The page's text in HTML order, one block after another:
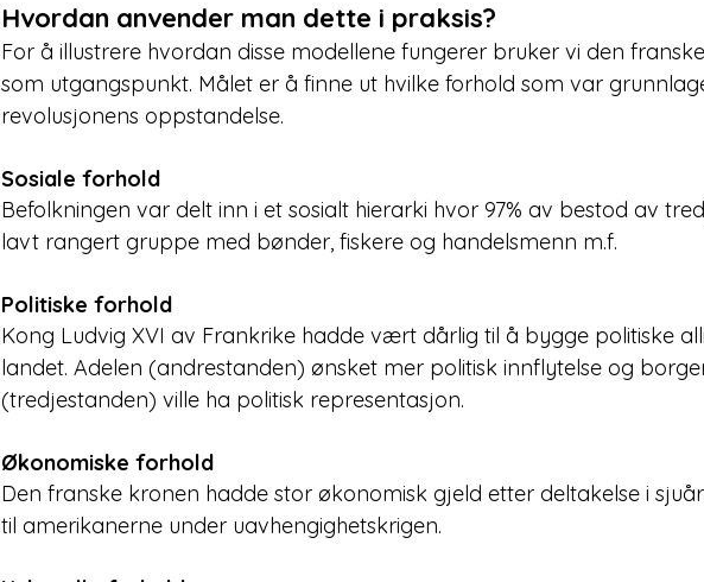
Hvordan anvender man dette i praksis?
For å illustrere hvordan disse modellene fungerer bruker vi den
som utgangspunkt. Målet er å finne ut hvilke forhold som var
revolusjonens oppstandelse.
Sosiale forhold
Befolkningen var delt inn i et sosialt hierarki hvor 97% av bestod av
lavt rangert gruppe med bønder, fiskere og handelsmenn m.f.
Politiske forhold
Kong Ludvig XVI av Frankrike hadde vært dårlig til å bygge politiske
landet. Adelen (andrestanden) ønsket mer politisk innflytelse og
(tredjestanden) ville ha politisk representasjon.
Økonomiske forhold
Den franske kronen hadde stor økonomisk gjeld etter deltakelse i
til amerikanerne under uavhengighetskrigen.